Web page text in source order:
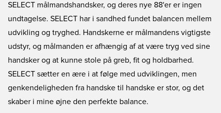
SELECT målmandshandsker, og deres nye 88'er er ingen
undtagelse. SELECT har i sandhed fundet balancen mellem
udvikling og tryghed. Handskerne er målmandens vigtigste
udstyr, og målmanden er afhængig af at være tryg ved sine
handsker og at kunne stole på greb, fit og holdbarhed.
SELECT sætter en ære i at følge med udviklingen, men
genkendeligheden fra handske til handske er stor, og det
skaber i mine øjne den perfekte balance.